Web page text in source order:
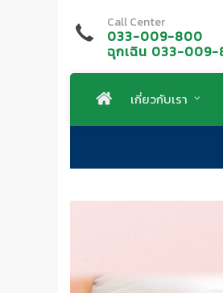
Call Center
033-009-800
ฉุกเฉิน 033-009-
เกี่ยวกับเรา